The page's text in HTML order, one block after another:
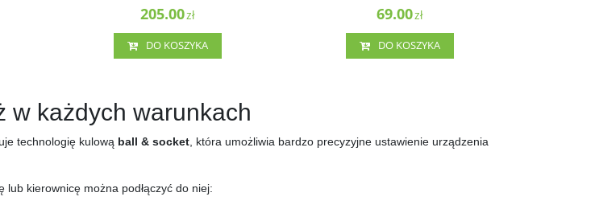
205.00zł
DO KOSZYKA
69.00zł
DO KOSZYKA
w każdych warunkach
technologię kulową ball & socket , która umożliwia bardzo precyzyjne ustawienie urządzenia
kierownicę można podłączyć do niej: